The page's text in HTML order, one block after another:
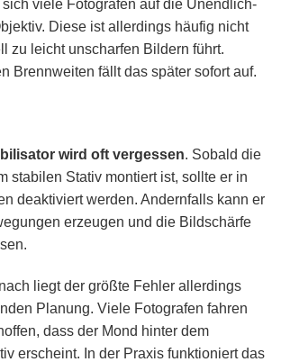
viele Fotografen auf die Unendlich-
Diese ist allerdings häufig nicht
zu leicht unscharfen Bildern führt.
Brennweiten fällt das später sofort auf.
wird oft vergessen. Sobald die
stabilen Stativ montiert ist, sollte er in
deaktiviert werden. Andernfalls kann er
erzeugen und die Bildschärfe
liegt der größte Fehler allerdings
Planung. Viele Fotografen fahren
dass der Mond hinter dem
erscheint. In der Praxis funktioniert das